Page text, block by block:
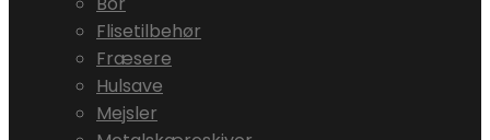
Flisetilbehør
Fræsere
Hulsave
Mejsler